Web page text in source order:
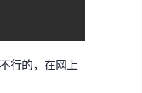
行的，在网上